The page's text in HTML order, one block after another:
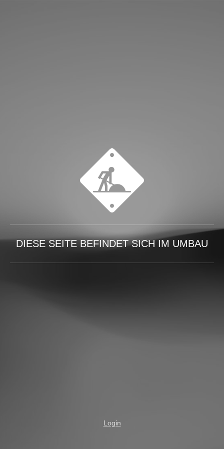
DIESE SEITE BEFINDET SICH IM UMBAU
Login